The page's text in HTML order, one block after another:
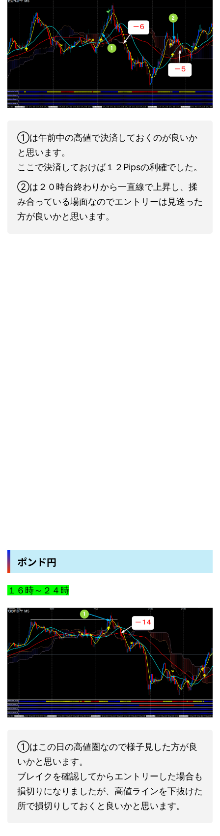
①は午前中の高値で決済しておくのが良いか
と思います。
ここで決済しておけば１２Pipsの利確でした。
②は２０時台終わりから一直線で上昇し、揉
み合っている場面なのでエントリーは見送った
方が良いかと思います。
ポンド円
１６時～２４時
①はこの日の高値圏なので様子見した方が良
いかと思います。
ブレイクを確認してからエントリーした場合も
損切りになりましたが、高値ラインを下抜けた
所で損切りしておくと良いかと思います。